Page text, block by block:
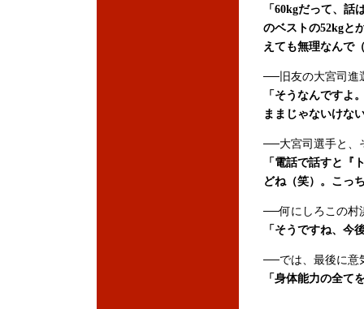
「60kgだって、
のベストの52kgと
えても無理なんで
──旧友の大宮司進
「そうなんですよ
ままじゃないけな
──大宮司選手と、
「電話で話すと『
どね（笑）。こっ
──何にしろこの村
「そうですね、今
──では、最後に意
「身体能力の全て